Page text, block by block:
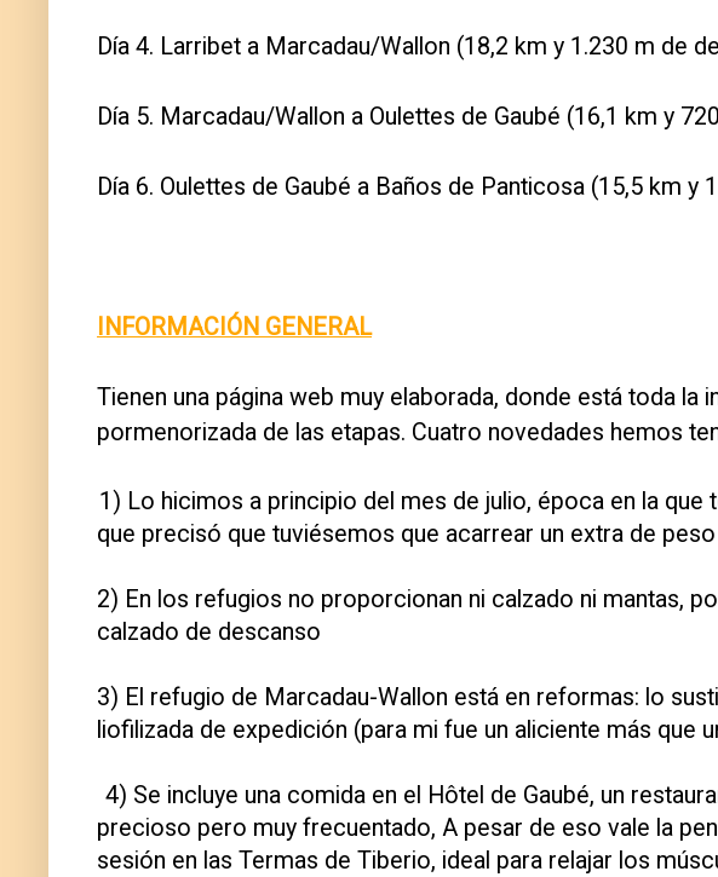
Día 4. Larribet a Marcadau/Wallon (18,2 km y 1.230 m de
Día 5. Marcadau/Wallon a Oulettes de Gaubé (16,1 km y
Día 6. Oulettes de Gaubé a Baños de Panticosa (15,5 km y
INFORMACIÓN GENERAL
Tienen una página web muy elaborada, donde está toda
pormenorizada de las etapas. Cuatro novedades hemos
1) Lo hicimos a principio del mes de julio, época en la
que precisó que tuviésemos que acarrear un extra de
2) En los refugios no proporcionan ni calzado ni mantas,
calzado de descanso
3) El refugio de Marcadau-Wallon está en reformas: lo
liofilizada de expedición (para mi fue un aliciente más que
4) Se incluye una comida en el Hôtel de Gaubé, un
precioso pero muy frecuentado, A pesar de eso vale la
sesión en las Termas de Tiberio, ideal para relajar los